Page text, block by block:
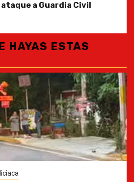
a Guardia Civil
HAYAS ESTAS